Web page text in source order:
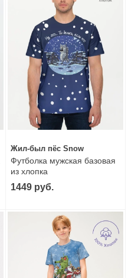
Жил-был пёс Snow
Футболка мужская базовая
из хлопка
1449 руб.